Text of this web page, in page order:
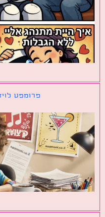
פרומפט לוידאו